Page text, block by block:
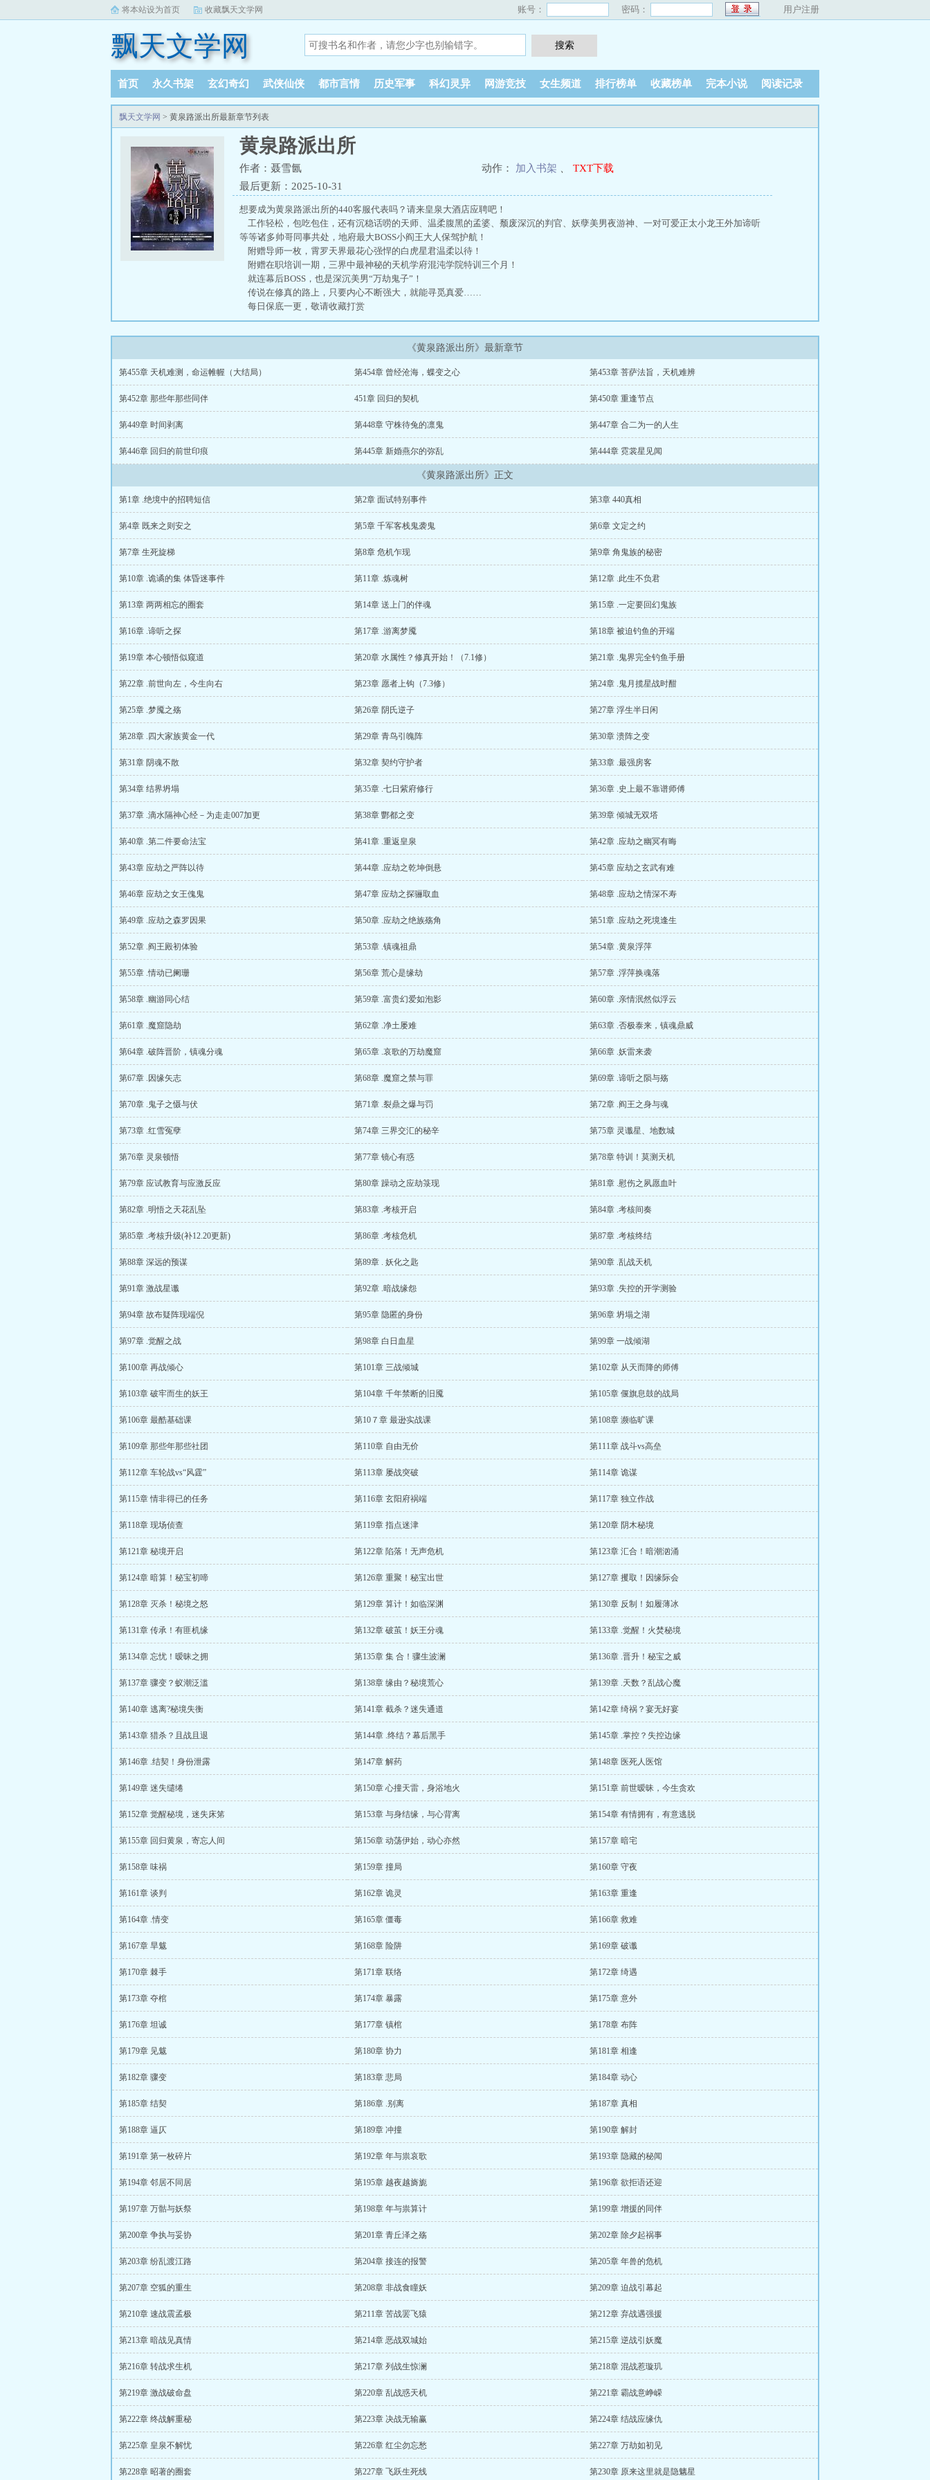
将本站设为首页 收藏飘天文学网 账号： 密码： 用户注册
飘天文学网
首页 永久书架 玄幻奇幻 武侠仙侠 都市言情 历史军事 科幻灵异 网游竞技 女生频道 排行榜单 收藏榜单 完本小说 阅读记录
飘天文学网 > 黄泉路派出所最新章节列表
黄泉路派出所
作者：聂雪氤 动作： 加入书架
TXT下载
最后更新：2025-10-31
想要成为黄泉路派出所的440客服代表吗？请来皇泉大酒店应聘吧！
工作轻松，包吃包住，还有沉稳话唠的天师、温柔腹黑的孟婆、颓废深沉的判官、妖孽美男夜游神、一对可爱正太小龙王外加谛听
等等诸多帅哥同事共处，地府最大BOSS小阎王大人保驾护航！
附赠导师一枚，霄罗天界最花心强悍的白虎星君温柔以待！
附赠在职培训一期，三界中最神秘的天机学府混沌学院特训三个月！
就连幕后BOSS，也是深沉美男“万劫鬼子”！
传说在修真的路上，只要内心不断强大，就能寻觅真爱……
每日保底一更，敬请收藏打赏
《黄泉路派出所》最新章节
第455章 天机难测，命运帷幄（大结局） 第454章 曾经沧海，蝶变之心 第453章 菩萨法旨，天机难辨
第452章 那些年那些同伴 451章 回归的契机 第450章 重逢节点
第449章 时间剥离 第448章 守株待兔的凛鬼 第447章 合二为一的人生
第446章 回归的前世印痕 第445章 新婚燕尔的弥乱 第444章 霓裳星见闻
《黄泉路派出所》正文
第1章 .绝境中的招聘短信 第2章 面试特别事件 第3章 440真相
第4章 既来之则安之 第5章 千军客栈鬼袭鬼 第6章 文定之约
第7章 生死旋梯 第8章 危机乍现 第9章 角鬼族的秘密
第10章 .诡谲的集 体昏迷事件 第11章 .炼魂树 第12章 .此生不负君
第13章 两两相忘的圈套 第14章 送上门的伴魂 第15章 .一定要回幻鬼族
第16章 .谛听之探 第17章 .游离梦魇 第18章 被迫钓鱼的开端
第19章 本心顿悟似窥道 第20章 水属性？修真开始！（7.1修） 第21章 .鬼界完全钓鱼手册
第22章 .前世向左，今生向右 第23章 愿者上钩（7.3修） 第24章 .鬼月揽星战时酣
第25章 .梦魇之殇 第26章 阴氏逆子 第27章 浮生半日闲
第28章 .四大家族黄金一代 第29章 青鸟引魄阵 第30章 溃阵之变
第31章 阴魂不散 第32章 契约守护者 第33章 .最强房客
第34章 结界坍塌 第35章 .七日紫府修行 第36章 .史上最不靠谱师傅
第37章 .滴水隔神心经－为走走007加更 第38章 酆都之变 第39章 倾城无双塔
第40章 .第二件要命法宝 第41章 .重返皇泉 第42章 .应劫之幽冥有晦
第43章 应劫之严阵以待 第44章 .应劫之乾坤倒悬 第45章 应劫之玄武有难
第46章 应劫之女王傀鬼 第47章 应劫之探骊取血 第48章 .应劫之情深不寿
第49章 .应劫之森罗因果 第50章 .应劫之绝族殇角 第51章 .应劫之死境逢生
第52章 .阎王殿初体验 第53章 .镇魂祖鼎 第54章 .黄泉浮萍
第55章 .情动已阑珊 第56章 荒心是缘劫 第57章 .浮萍换魂落
第58章 .幽游同心结 第59章 .富贵幻爱如泡影 第60章 .亲情泯然似浮云
第61章 .魔窟隐劫 第62章 .净土屡难 第63章 .否极泰来，镇魂鼎威
第64章 .破阵晋阶，镇魂分魂 第65章 .哀歌的万劫魔窟 第66章 .妖雷来袭
第67章 .因缘矢志 第68章 .魔窟之禁与罪 第69章 .谛听之陨与殇
第70章 .鬼子之慑与伏 第71章 .裂鼎之爆与罚 第72章 .阎王之身与魂
第73章 .红雪冤孽 第74章 三界交汇的秘辛 第75章 灵谶星、地数城
第76章 灵泉顿悟 第77章 镜心有惑 第78章 特训！莫测天机
第79章 应试教育与应激反应 第80章 躁动之应劫箓现 第81章 .慰伤之夙愿血叶
第82章 .明悟之天花乱坠 第83章 .考核开启 第84章 .考核间奏
第85章 .考核升级(补12.20更新) 第86章 .考核危机 第87章 .考核终结
第88章 深远的预谋 第89章 . 妖化之匙 第90章 .乱战天机
第91章 激战星谶 第92章 .暗战缘怨 第93章 .失控的开学测验
第94章 故布疑阵现端倪 第95章 隐匿的身份 第96章 坍塌之湖
第97章 .觉醒之战 第98章 白日血星 第99章 一战倾湖
第100章 再战倾心 第101章 三战倾城 第102章 从天而降的师傅
第103章 破牢而生的妖王 第104章 千年禁断的旧魇 第105章 偃旗息鼓的战局
第106章 最酷基础课 第10７章 最逊实战课 第108章 濒临旷课
第109章 那些年那些社团 第110章 自由无价 第111章 战斗vs高垒
第112章 车轮战vs“风霆” 第113章 屡战突破 第114章 诡谋
第115章 情非得已的任务 第116章 玄阳府祸端 第117章 独立作战
第118章 现场侦查 第119章 指点迷津 第120章 阴木秘境
第121章 秘境开启 第122章 陷落！无声危机 第123章 汇合！暗潮汹涌
第124章 暗算！秘宝初啼 第126章 重聚！秘宝出世 第127章 攫取！因缘际会
第128章 灭杀！秘境之怒 第129章 算计！如临深渊 第130章 反制！如履薄冰
第131章 传承！有匪机缘 第132章 破茧！妖王分魂 第133章 .觉醒！火焚秘境
第134章 忘忧！暧昧之拥 第135章 集 合！骤生波澜 第136章 .晋升！秘宝之威
第137章 骤变？蚁潮泛滥 第138章 缘由？秘境荒心 第139章 .天数？乱战心魔
第140章 逃离?秘境失衡 第141章 截杀？迷失通道 第142章 绮祸？宴无好宴
第143章 猎杀？且战且退 第144章 .终结？幕后黑手 第145章 .掌控？失控边缘
第146章 .结契！身份泄露 第147章 解药 第148章 医死人医馆
第149章 迷失缱绻 第150章 心撞天雷，身浴地火 第151章 前世暧昧，今生贪欢
第152章 觉醒秘境，迷失床笫 第153章 与身结缘，与心背离 第154章 有情拥有，有意逃脱
第155章 回归黄泉，寄忘人间 第156章 动荡伊始，动心亦然 第157章 暗宅
第158章 味祸 第159章 撞局 第160章 守夜
第161章 谈判 第162章 诡灵 第163章 重逢
第164章 .情变 第165章 僵毒 第166章 救难
第167章 旱魃 第168章 险阱 第169章 破谶
第170章 棘手 第171章 联络 第172章 绮遇
第173章 夺棺 第174章 暴露 第175章 意外
第176章 坦诚 第177章 镇棺 第178章 布阵
第179章 见魃 第180章 协力 第181章 相逢
第182章 骤变 第183章 悲局 第184章 动心
第185章 结契 第186章 .别离 第187章 真相
第188章 逼仄 第189章 冲撞 第190章 解封
第191章 第一枚碎片 第192章 年与祟哀歌 第193章 隐藏的秘闻
第194章 邻居不同居 第195章 越夜越旖旎 第196章 欲拒语还迎
第197章 万骷与妖祭 第198章 年与祟算计 第199章 增援的同伴
第200章 争执与妥协 第201章 青丘泽之殇 第202章 除夕起祸事
第203章 纷乱渡江路 第204章 接连的报警 第205章 年兽的危机
第207章 空狐的重生 第208章 非战食瞳妖 第209章 迫战引幕起
第210章 速战震孟极 第211章 苦战罢飞猿 第212章 弃战遇强援
第213章 暗战见真情 第214章 恶战双城始 第215章 逆战引妖魔
第216章 转战求生机 第217章 列战生惊澜 第218章 混战惹璇玑
第219章 激战破命盘 第220章 乱战惑天机 第221章 霸战意峥嵘
第222章 终战解重秘 第223章 决战无输赢 第224章 结战应缘仇
第225章 皇泉不解忧 第226章 红尘勿忘愁 第227章 万劫如初见
第228章 昭著的圈套 第227章 飞跃生死线 第230章 原来这里就是隐魑星